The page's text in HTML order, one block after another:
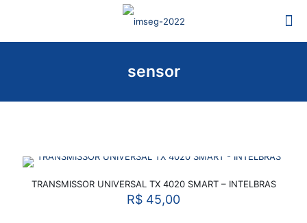
sensor
TRANSMISSOR UNIVERSAL TX 4020 SMART – INTELBRAS
R$ 45,00